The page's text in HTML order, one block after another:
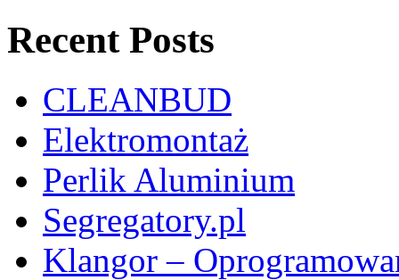
Recent Posts
CLEANBUD
Elektromontaż
Perlik Aluminium
Segregatory.pl
Klangor –